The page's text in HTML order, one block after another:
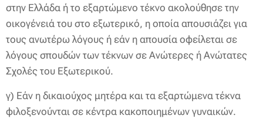
στην Ελλάδα ή το εξαρτώμενο τέκνο ακολούθησε την
οικογένειά του στο εξωτερικό, η οποία απουσιάζει για
τους ανωτέρω λόγους ή εάν η απουσία οφείλεται σε
λόγους σπουδών των τέκνων σε Ανώτερες ή Ανώτατες
Σχολές του Εξωτερικού.
γ) Εάν η δικαιούχος μητέρα και τα εξαρτώμενα τέκνα
φιλοξενούνται σε κέντρα κακοποιημένων γυναικών.